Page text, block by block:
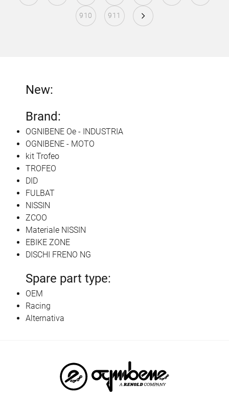
910 911
New:
Brand:
OGNIBENE Oe - INDUSTRIA
OGNIBENE - MOTO
kit Trofeo
TROFEO
DID
FULBAT
NISSIN
ZCOO
Materiale NISSIN
EBIKE ZONE
DISCHI FRENO NG
Spare part type:
OEM
Racing
Alternativa